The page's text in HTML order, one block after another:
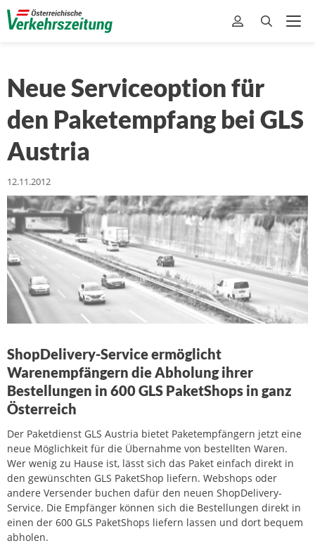
Neue Serviceoption für
den Paketempfang bei GLS
Austria
12.11.2012
ShopDelivery-Service ermöglicht
Warenempfängern die Abholung ihrer
Bestellungen in 600 GLS PaketShops in ganz
Österreich
Der Paketdienst GLS Austria bietet Paketempfängern jetzt eine
neue Möglichkeit für die Übernahme von bestellten Waren.
Wer wenig zu Hause ist, lässt sich das Paket einfach direkt in
den gewünschten GLS PaketShop liefern. Webshops oder
andere Versender buchen dafür den neuen ShopDelivery-
Service. Die Empfänger können sich die Bestellungen direkt in
einen der 600 GLS PaketShops liefern lassen und dort bequem
abholen.